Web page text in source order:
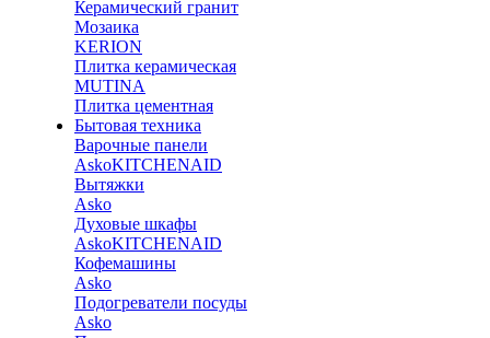
Керамический гранит
Мозаика
KERION
Плитка керамическая
MUTINA
Плитка цементная
Бытовая техника
Варочные панели
AskoKITCHENAID
Вытяжки
Asko
Духовые шкафы
AskoKITCHENAID
Кофемашины
Asko
Подогреватели посуды
Asko